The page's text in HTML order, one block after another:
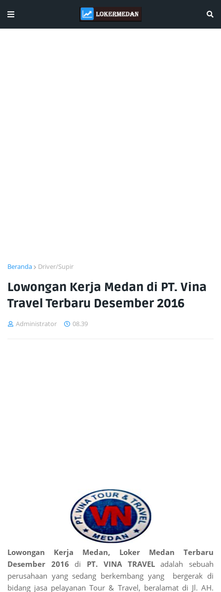
Beranda Driver/Supir
Lowongan Kerja Medan di PT. Vina
Travel Terbaru Desember 2016
Administrator 08.39
Lowongan Kerja Medan, Loker Medan Terbaru
Desember 2016 di PT. VINA TRAVELadalah sebuah
perusahaan yang sedang berkembang yang bergerak di
bidang jasa pelayanan Tour & Travel, beralamat di Jl. AH.